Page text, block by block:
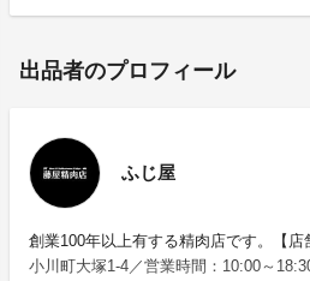
出品者のプロフィール
ふじ屋
創業100年以上有する精肉店です。【
小川町大塚1-4／営業時間：10:00～